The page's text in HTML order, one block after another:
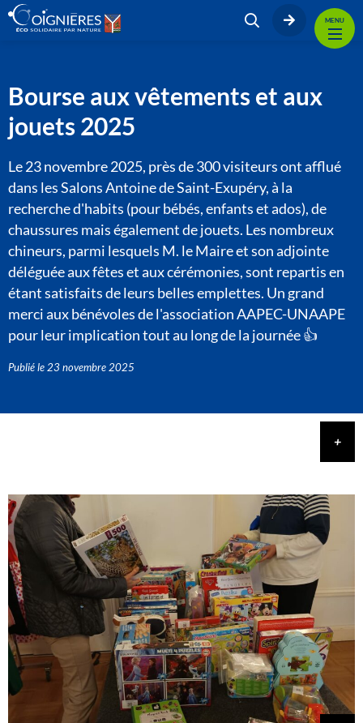
MENU
Bourse aux vêtements et aux
jouets 2025
Le 23 novembre 2025, près de 300 visiteurs ont afflué
dans les Salons Antoine de Saint-Exupéry, à la
recherche d'habits (pour bébés, enfants et ados), de
chaussures mais également de jouets. Les nombreux
chineurs, parmi lesquels M. le Maire et son adjointe
déléguée aux fêtes et aux cérémonies, sont repartis en
étant satisfaits de leurs belles emplettes. Un grand
merci aux bénévoles de l'association AAPEC-UNAAPE
pour leur implication tout au long de la journée 👍
Publié le 23 novembre 2025